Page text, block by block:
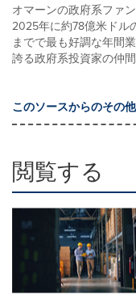
オマーンの政府系ファ
2025年に約78億米ドル
までで最も好調な年間
誇る政府系投資家の仲
このソースからのその
閲覧する